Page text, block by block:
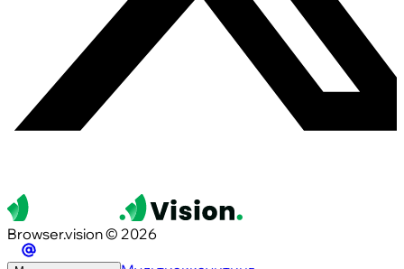
Browser.vision © 2026